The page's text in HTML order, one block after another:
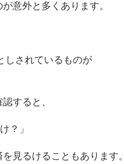
意外と多くあります。
しされているものが
すると、
？」
見るけることもあります。